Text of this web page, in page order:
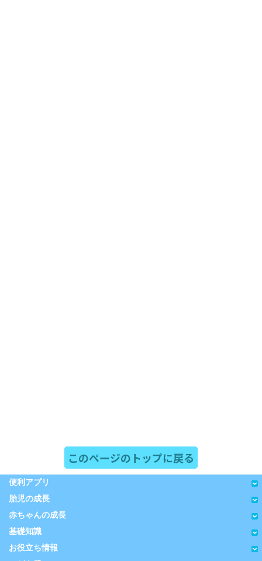
このページのトップに戻る
便利アプリ
胎児の成長
赤ちゃんの成長
基礎知識
お役立ち情報